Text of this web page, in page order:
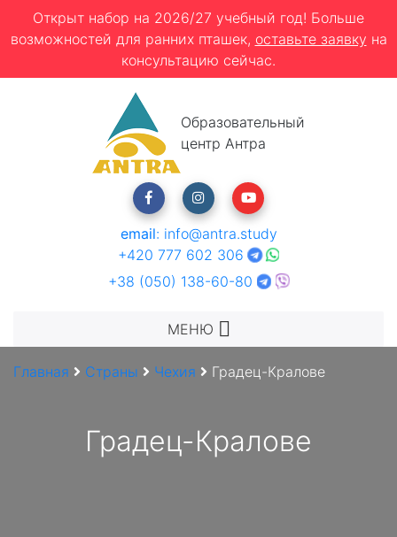
Открыт набор на 2026/27 учебный год! Больше
возможностей для ранних пташек, оставьте заявку на
консультацию сейчас.
Образовательный
центр Антра
email: info@antra.study
+420 777 602 306
+38 (050) 138-60-80
МЕНЮ
Главная Страны Чехия Градец-Кралове
Градец-Кралове